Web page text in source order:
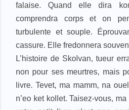
falaise. Quand elle dira
comprendra corps et on
turbulente et souple.
cassure. Elle fredonnera
L’histoire de Skolvan, tueur
non pour ses meurtres, mais
livre. Tevet, ma mamm, na
n’eo ket kollet. Taisez-vous,